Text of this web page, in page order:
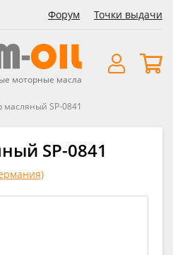
Форум Точки выдачи
моторные масла
масляный SP-0841
SP-0841